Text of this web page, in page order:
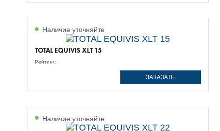
Наличие уточняйте
TOTAL EQUIVIS XLT 15
Рейтинг:
ЗАКАЗАТЬ
Наличие уточняйте